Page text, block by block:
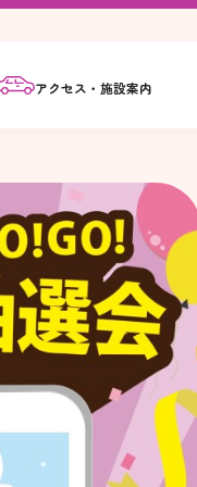
アクセス・施設案内